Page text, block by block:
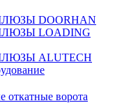
DOORHAN
LOADING
ALUTECH
откатные ворота